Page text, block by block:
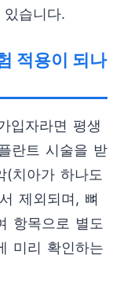
습니다.
적용이 되나
입자라면 평생
란트 시술을 받
(치아가 하나도
제외되며, 뼈
항목으로 별도
미리 확인하는